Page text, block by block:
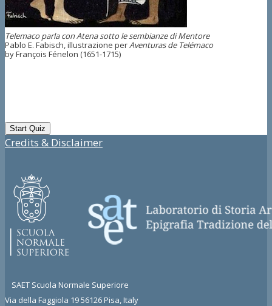
Telemaco parla con Atena sotto le sembianze di Mentore
Pablo E. Fabisch, illustrazione perAventuras de Telémaco
by François Fénelon (1651-1715)
Credits & Disclaimer
SAET Scuola Normale Superiore
Via della Faggiola 19 56126 Pisa, Italy